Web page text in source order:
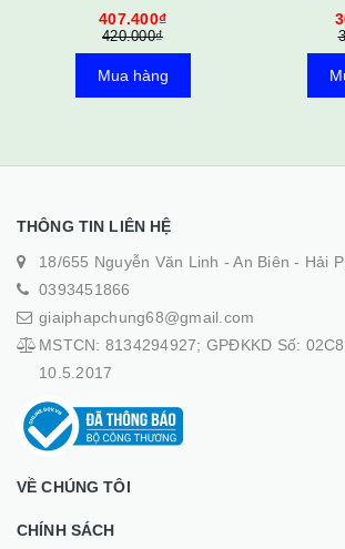
407.400₫
420.000₫
Mua hàng
THÔNG TIN LIÊN HỆ
18/655 Nguyễn Văn Linh - An Biên - Hải
0393451866
giaiphapchung68@gmail.com
MSTCN: 8134294927; GPĐKKD Số:
10.5.2017
VỀ CHÚNG TÔI
CHÍNH SÁCH